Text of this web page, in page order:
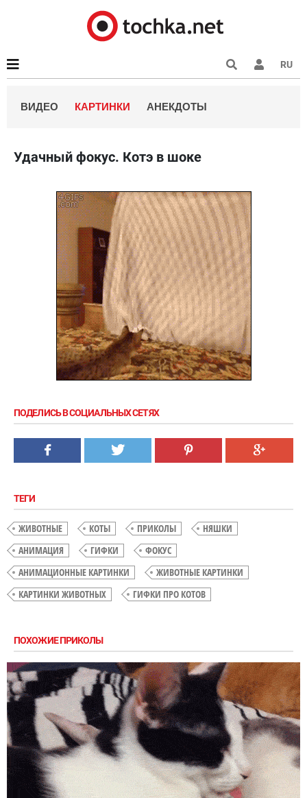
RU
ВИДЕО КАРТИНКИ АНЕКДОТЫ
Удачный фокус. Котэ в шоке
ПОДЕЛИСЬ В СОЦИАЛЬНЫХ СЕТЯХ
ТЕГИ
ЖИВОТНЫЕ КОТЫ ПРИКОЛЫ
НЯШКИ
АНИМАЦИЯ
ГИФКИ
ФОКУС
АНИМАЦИОННЫЕ КАРТИНКИ
ЖИВОТНЫЕ КАРТИНКИ
КАРТИНКИ ЖИВОТНЫХ
ГИФКИ ПРО КОТОВ
ПОХОЖИЕ ПРИКОЛЫ